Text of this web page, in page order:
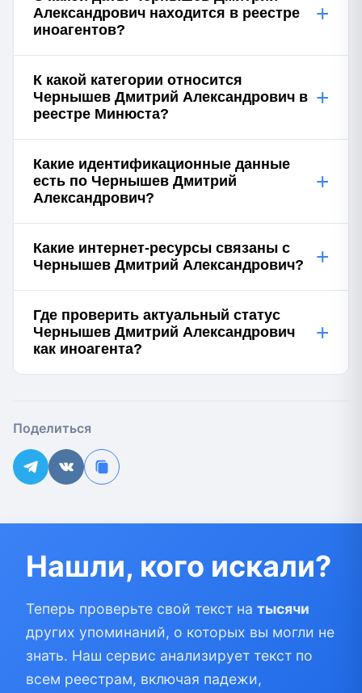
Александрович находится в реестре
иноагентов?
+
К какой категории относится
Чернышев Дмитрий Александрович в
реестре Минюста?
+
Какие идентификационные данные
есть по Чернышев Дмитрий
Александрович?
+
Какие интернет-ресурсы связаны с
Чернышев Дмитрий Александрович?
+
Где проверить актуальный статус
Чернышев Дмитрий Александрович
как иноагента?
+
Поделиться
Нашли, кого искали?
Теперь проверьте свой текст на тысячи
других упоминаний, о которых вы могли не
знать. Наш сервис анализирует текст по
всем реестрам, включая падежи,